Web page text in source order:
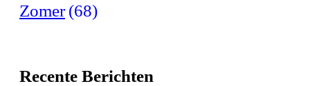
Zomer (68)
Recente Berichten